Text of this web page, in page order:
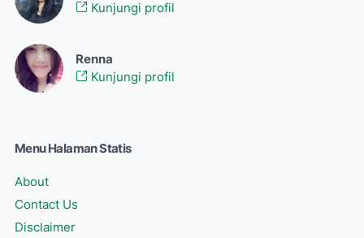
Kunjungi profil
Renna
Kunjungi profil
Menu Halaman Statis
About
Contact Us
Disclaimer